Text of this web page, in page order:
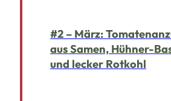
#2 – März:
aus Samen, Hühner-
und lecker Rotkohl